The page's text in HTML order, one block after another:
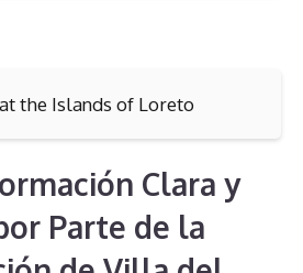
the Islands of Loreto
Clara y
Parte de la